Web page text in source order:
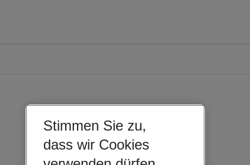
Stimmen Sie zu,
dass wir Cookies